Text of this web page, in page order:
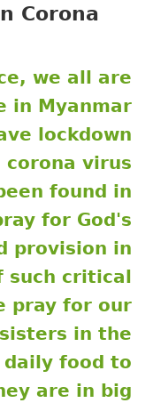
Corona
we all are
in Myanmar
lockdown
corona virus
found in
for God's
provision in
critical
pray for our
in the
food to
are in big